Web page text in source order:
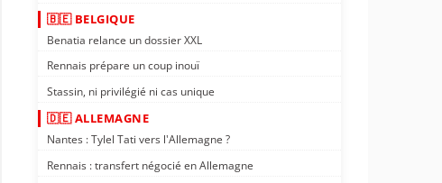
🇧🇪 BELGIQUE
Benatia relance un dossier XXL
Rennais prépare un coup inouï
Stassin, ni privilégié ni cas unique
🇩🇪 ALLEMAGNE
Nantes : Tylel Tati vers l'Allemagne ?
Rennais : transfert négocié en Allemagne